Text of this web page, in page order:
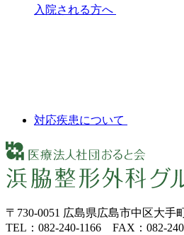
入院される方へ
対応疾患について
〒730-0051 広島県広島市中区大手
TEL：082-240-1166 FAX：082-